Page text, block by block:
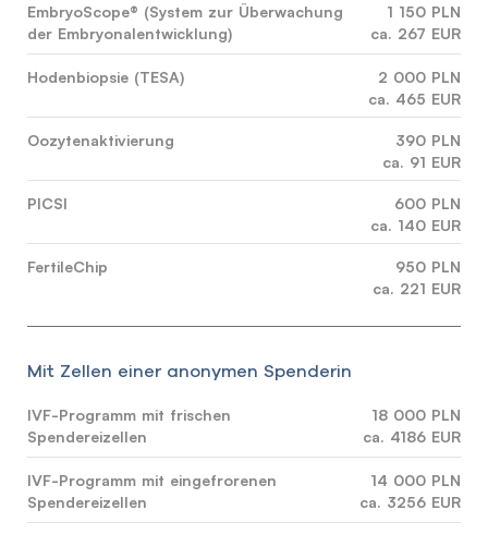
EmbryoScope® (System zur Überwachung
der Embryonalentwicklung)
1 150 PLN
ca. 267 EUR
Hodenbiopsie (TESA)
2 000 PLN
ca. 465 EUR
Oozytenaktivierung
390 PLN
ca. 91 EUR
PICSI
600 PLN
ca. 140 EUR
FertileChip
950 PLN
ca. 221 EUR
Mit Zellen einer anonymen Spenderin
IVF-Programm mit frischen
Spendereizellen
18 000 PLN
ca. 4186 EUR
IVF-Programm mit eingefrorenen
Spendereizellen
14 000 PLN
ca. 3256 EUR